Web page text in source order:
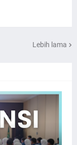
Lebih lama